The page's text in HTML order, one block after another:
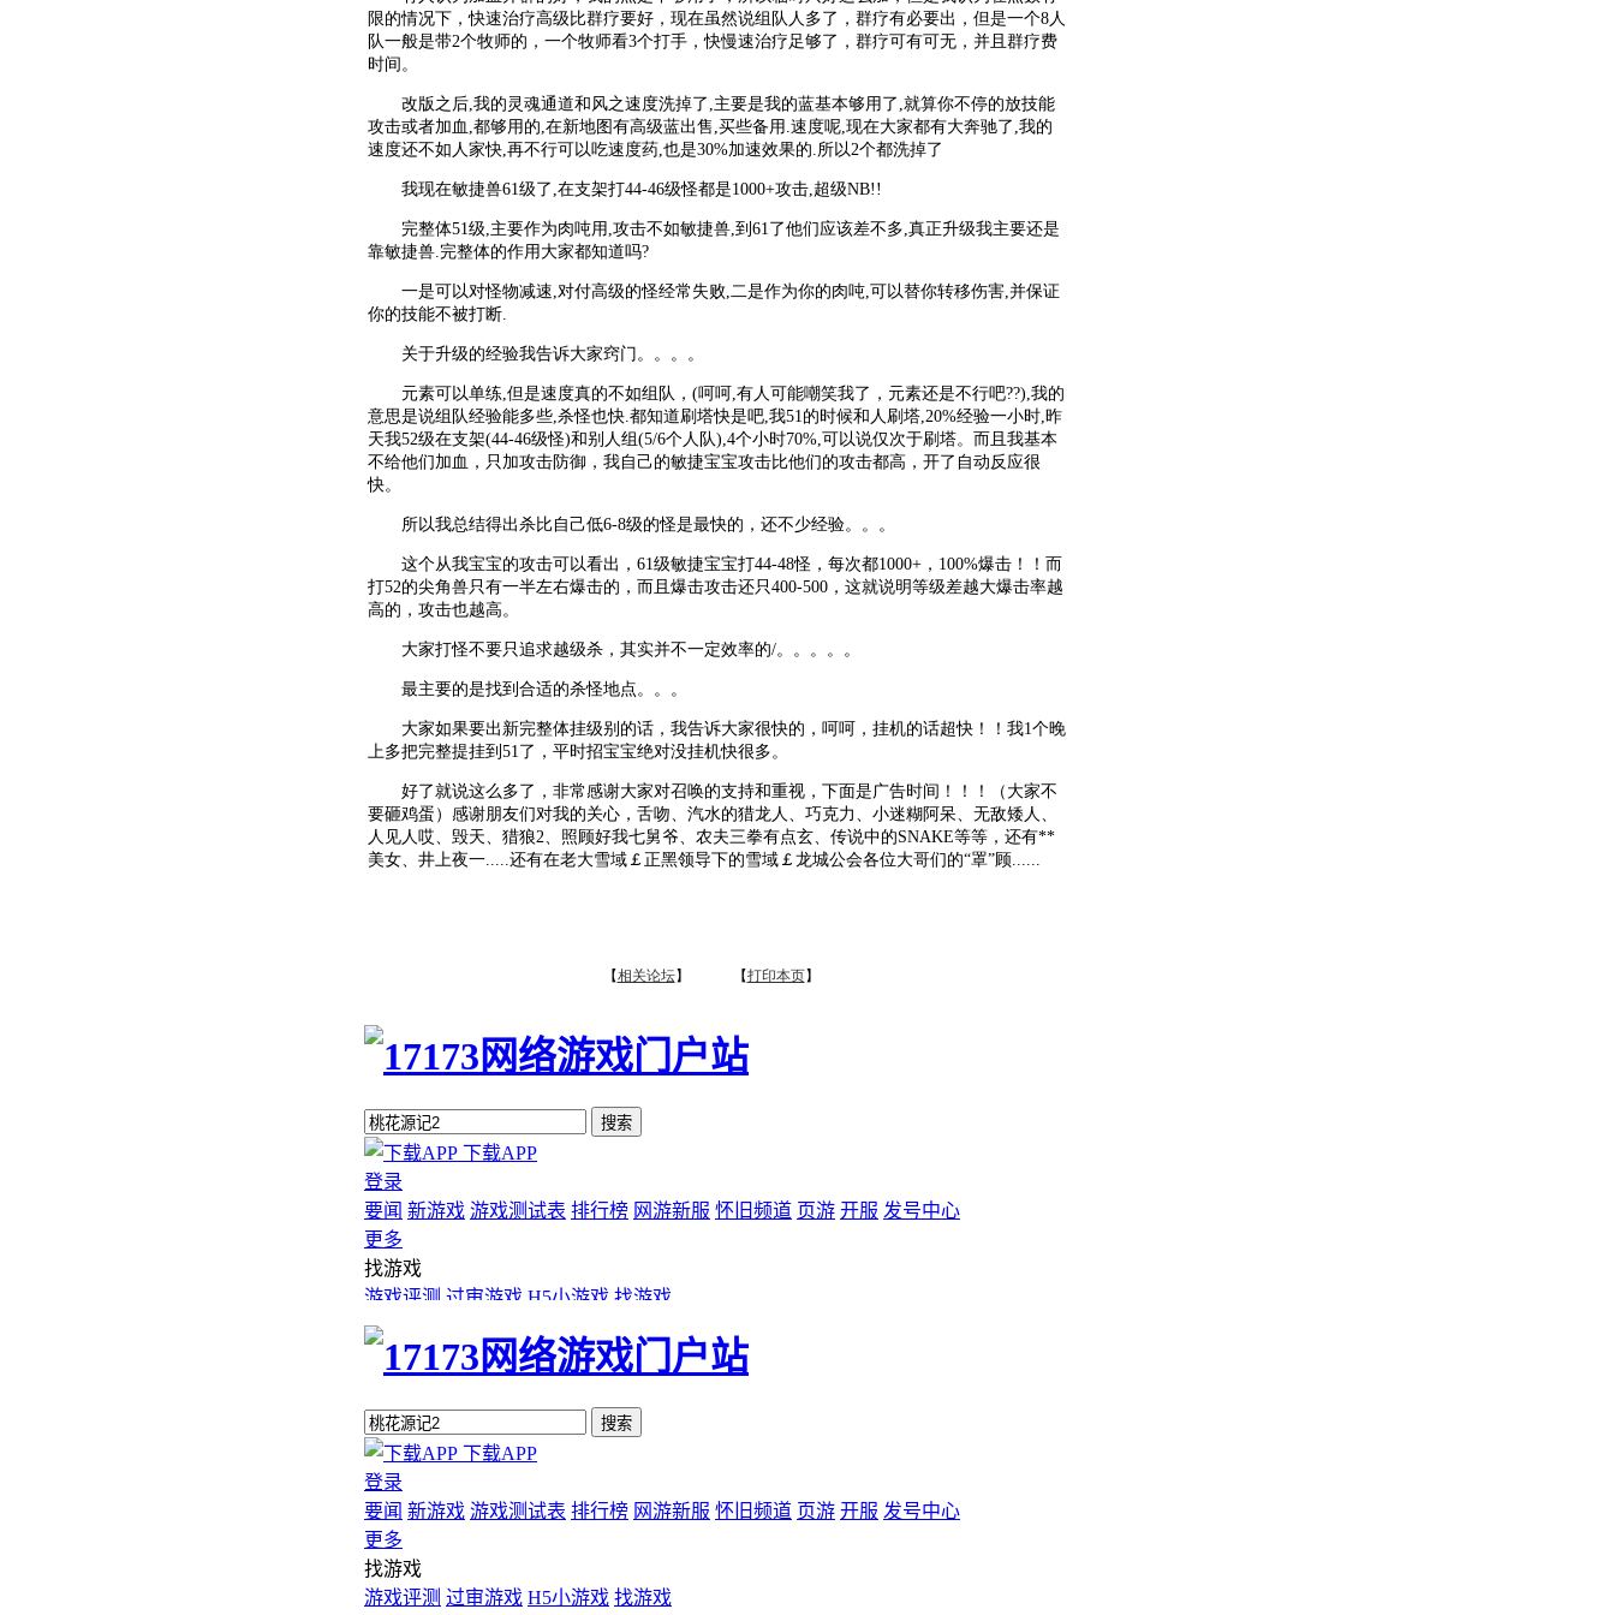
限的情况下，快速治疗高级比群疗要好，现在虽然说组队人多了，群疗有必要出，但是一个8人
队一般是带2个牧师的，一个牧师看3个打手，快慢速治疗足够了，群疗可有可无，并且群疗费
时间。
改版之后,我的灵魂通道和风之速度洗掉了,主要是我的蓝基本够用了,就算你不停的放技能
攻击或者加血,都够用的,在新地图有高级蓝出售,买些备用.速度呢,现在大家都有大奔驰了,我的
速度还不如人家快,再不行可以吃速度药,也是30%加速效果的.所以2个都洗掉了
我现在敏捷兽61级了,在支架打44-46级怪都是1000+攻击,超级NB!!
完整体51级,主要作为肉吨用,攻击不如敏捷兽,到61了他们应该差不多,真正升级我主要还是
靠敏捷兽.完整体的作用大家都知道吗?
一是可以对怪物减速,对付高级的怪经常失败,二是作为你的肉吨,可以替你转移伤害,并保证
你的技能不被打断.
关于升级的经验我告诉大家窍门。。。。
元素可以单练,但是速度真的不如组队，(呵呵,有人可能嘲笑我了，元素还是不行吧??),我的
意思是说组队经验能多些,杀怪也快.都知道刷塔快是吧,我51的时候和人刷塔,20%经验一小时,昨
天我52级在支架(44-46级怪)和别人组(5/6个人队),4个小时70%,可以说仅次于刷塔。而且我基本
不给他们加血，只加攻击防御，我自己的敏捷宝宝攻击比他们的攻击都高，开了自动反应很
快。
所以我总结得出杀比自己低6-8级的怪是最快的，还不少经验。。。
这个从我宝宝的攻击可以看出，61级敏捷宝宝打44-48怪，每次都1000+，100%爆击！！而
打52的尖角兽只有一半左右爆击的，而且爆击攻击还只400-500，这就说明等级差越大爆击率越
高的，攻击也越高。
大家打怪不要只追求越级杀，其实并不一定效率的/。。。。。
最主要的是找到合适的杀怪地点。。。
大家如果要出新完整体挂级别的话，我告诉大家很快的，呵呵，挂机的话超快！！我1个晚
上多把完整提挂到51了，平时招宝宝绝对没挂机快很多。
好了就说这么多了，非常感谢大家对召唤的支持和重视，下面是广告时间！！！（大家不
要砸鸡蛋）感谢朋友们对我的关心，舌吻、汽水的猎龙人、巧克力、小迷糊阿呆、无敌矮人、
人见人哎、毁天、猎狼2、照顾好我七舅爷、农夫三拳有点玄、传说中的SNAKE等等，还有**
美女、井上夜一.....还有在老大雪域￡正黑领导下的雪域￡龙城公会各位大哥们的“罩”顾......
【相关论坛】 【打印本页】